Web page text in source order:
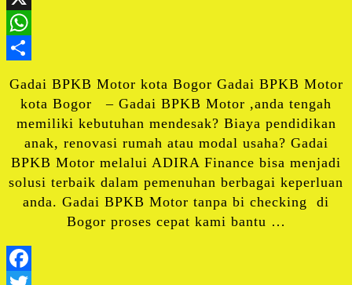
Gadai BPKB Motor kota Bogor Gadai BPKB Motor
kota Bogor – Gadai BPKB Motor ,anda tengah
memiliki kebutuhan mendesak? Biaya pendidikan
anak, renovasi rumah atau modal usaha? Gadai
BPKB Motor melalui ADIRA Finance bisa menjadi
solusi terbaik dalam pemenuhan berbagai keperluan
anda. Gadai BPKB Motor tanpa bi checking di
Bogor proses cepat kami bantu …